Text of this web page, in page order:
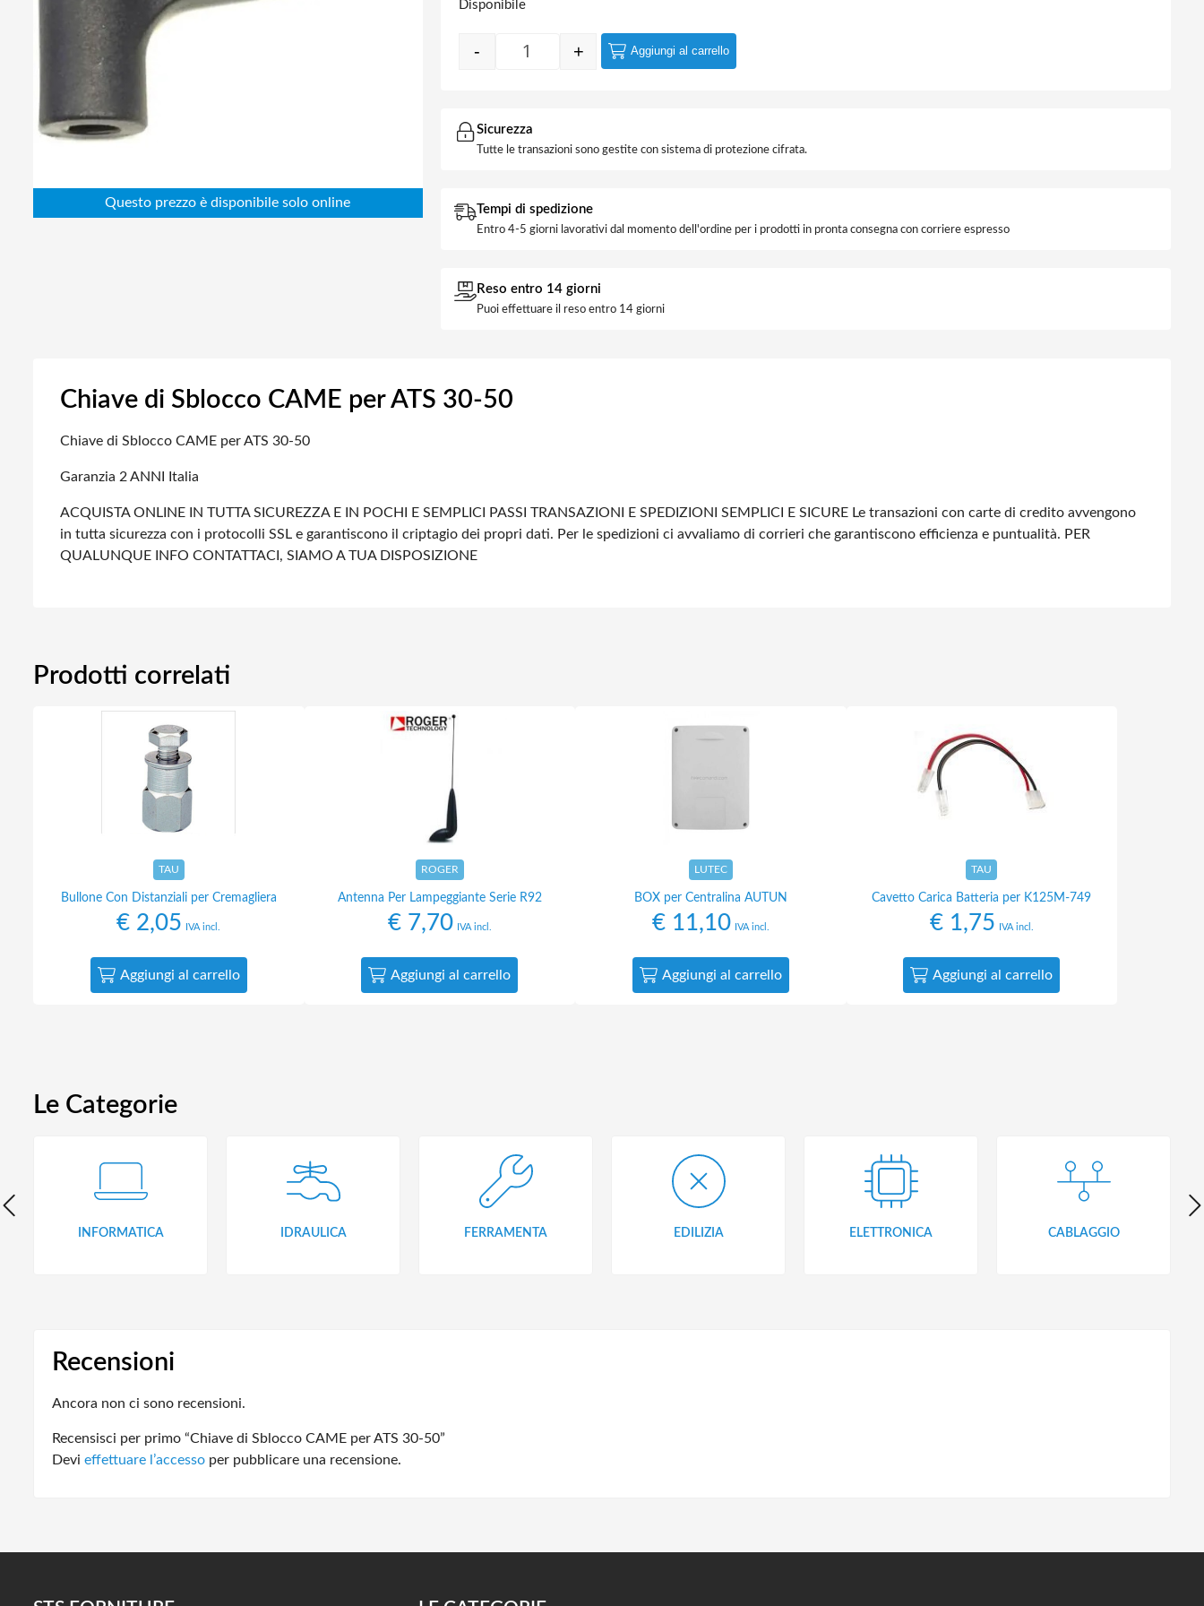
Abbigliamento da lavoro
Alimentatori
Batterie
Elettricità
Elettronica
Edilizia
Disponibile
Chiave di Sblocco CAME per ATS 30-50 quantità
- + Aggiungi al carrello
Sicurezza
Tutte le transazioni sono gestite con sistema di protezione cifrata.
Tempi di spedizione
Entro 4-5 giorni lavorativi dal momento dell'ordine per i prodotti in pronta consegna con corriere espresso
Reso entro 14 giorni
Puoi effettuare il reso entro 14 giorni
Chiave di Sblocco CAME per ATS 30-50
Chiave di Sblocco CAME per ATS 30-50
Garanzia 2 ANNI Italia
ACQUISTA ONLINE IN TUTTA SICUREZZA E IN POCHI E SEMPLICI PASSI TRANSAZIONI E SPEDIZIONI SEMPLICI E SICURE Le transazioni con carte di credito avvengono
in tutta sicurezza con i protocolli SSL e garantiscono il criptagio dei propri dati. Per le spedizioni ci avvaliamo di corrieri che garantiscono efficienza e puntualità. PER
QUALUNQUE INFO CONTATTACI, SIAMO A TUA DISPOSIZIONE
Prodotti correlati
TAU
Bullone Con Distanziali per Cremagliera
€ 2,05 IVA incl.
Aggiungi al carrello
ROGER
Antenna Per Lampeggiante Serie R92
€7,70 IVA incl.
Aggiungi al carrello
LUTEC
BOX per Centralina AUTUN
€11,10 IVA incl.
Aggiungi al carrello
TAU
Cavetto Carica Batteria per K125M-749
€1,75 IVA incl.
Aggiungi al carrello
Le Categorie
INFORMATICA IDRAULICA FERRAMENTA EDILIZIA ELETTRONICA CABLAGGIO
Recensioni
Ancora non ci sono recensioni.
Recensisci per primo “Chiave di Sblocco CAME per ATS 30-50”
Devi effettuare l’accesso per pubblicare una recensione.